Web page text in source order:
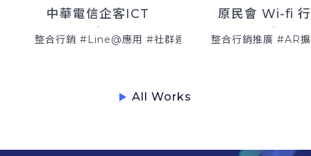
中華電信企客ICT
整合行銷 #Line@應用 #社群運營 整合行銷推廣 #AR
All Works